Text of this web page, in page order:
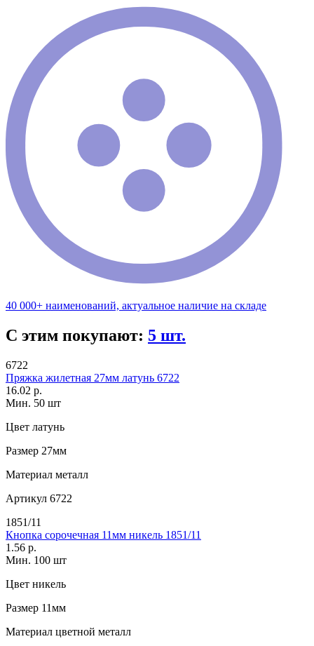
40 000+ наименований, актуальное наличие на складе
С этим покупают: 5 шт.
6722
Пряжка жилетная 27мм латунь 6722
16.02 р.
Мин. 50 шт
Цвет латунь
Размер 27мм
Материал металл
Артикул 6722
1851/11
Кнопка сорочечная 11мм никель 1851/11
1.56 р.
Мин. 100 шт
Цвет никель
Размер 11мм
Материал цветной металл